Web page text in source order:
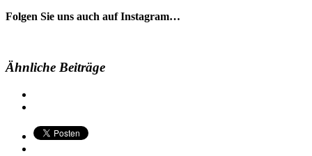
Folgen Sie uns auch auf Instagram…
Ähnliche Beiträge